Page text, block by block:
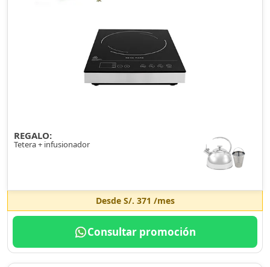
REGALO:
Tetera + infusionador
Desde S/. 371 /mes
Consultar promoción